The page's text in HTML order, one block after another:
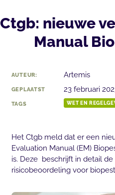
Ctgb: nieuwe
Manual
AUTEUR: Artemis
GEPLAATST 23 februari
TAGS WET EN
Het Ctgb meld dat er een
Evaluation Manual (EM)
is. Deze beschrijft in detail
risicobeoordeling voor